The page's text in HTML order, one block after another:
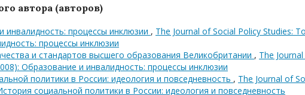
автора (авторов)
инвалидность: процессы инклюзии , The Journal of Social Policy Studies:
процессы инклюзии
и стандартов высшего образования Великобритании , The
Образование и инвалидность: процессы инклюзии
политики в России: идеология и повседневность , The Journal of
социальной политики в России: идеология и повседневность